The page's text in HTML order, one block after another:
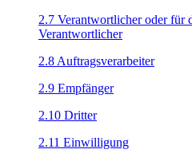
2.7 Verantwortlicher oder für
Verantwortlicher
2.8 Auftragsverarbeiter
2.9 Empfänger
2.10 Dritter
2.11 Einwilligung